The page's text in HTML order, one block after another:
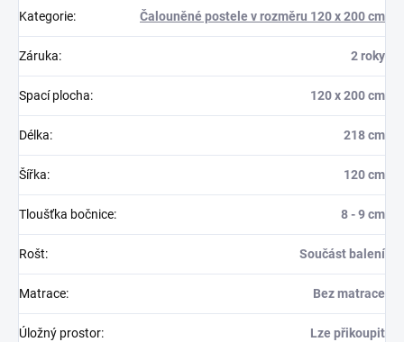
Kategorie: Čalouněné postele v rozměru 120 x 200 cm
Záruka: 2 roky
Spací plocha: 120 x 200 cm
Délka: 218 cm
Šířka: 120 cm
Tloušťka bočnice: 8 - 9 cm
Rošt: Součást balení
Matrace: Bez matrace
Úložný prostor: Lze přikoupit